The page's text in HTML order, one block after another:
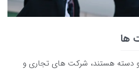
دسته هستند، شرکت های تجاری و